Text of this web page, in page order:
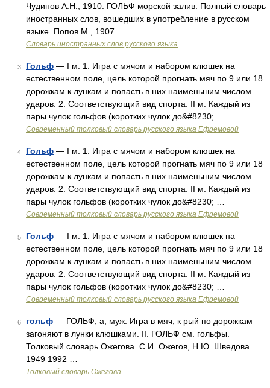
Чудинов А.Н., 1910. ГОЛЬФ морской залив. Полный словарь
иностранных слов, вошедших в употребление в русском
языке. Попов М., 1907 …
Словарь иностранных слов русского языка
3 Гольф — I м. 1. Игра с мячом и набором клюшек на
естественном поле, цель которой прогнать мяч по 9 или 18
дорожкам к лункам и попасть в них наименьшим числом
ударов. 2. Соответствующий вид спорта. II м. Каждый из
пары чулок гольфов (коротких чулок до&#8230; …
Современный толковый словарь русского языка Ефремовой
4 Гольф — I м. 1. Игра с мячом и набором клюшек на
естественном поле, цель которой прогнать мяч по 9 или 18
дорожкам к лункам и попасть в них наименьшим числом
ударов. 2. Соответствующий вид спорта. II м. Каждый из
пары чулок гольфов (коротких чулок до&#8230; …
Современный толковый словарь русского языка Ефремовой
5 Гольф — I м. 1. Игра с мячом и набором клюшек на
естественном поле, цель которой прогнать мяч по 9 или 18
дорожкам к лункам и попасть в них наименьшим числом
ударов. 2. Соответствующий вид спорта. II м. Каждый из
пары чулок гольфов (коротких чулок до&#8230; …
Современный толковый словарь русского языка Ефремовой
6 гольф — ГОЛЬФ, а, муж. Игра в мяч, к рый по дорожкам
загоняют в лунки клюшками. II. ГОЛЬФ см. гольфы.
Толковый словарь Ожегова. С.И. Ожегов, Н.Ю. Шведова.
1949 1992 …
Толковый словарь Ожегова